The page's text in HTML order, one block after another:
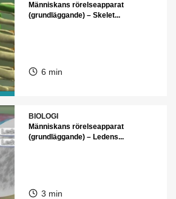
Människans rörelseapparat
(grundläggande) – Skelet...
6 min
BIOLOGI
Människans rörelseapparat
(grundläggande) – Ledens...
3 min